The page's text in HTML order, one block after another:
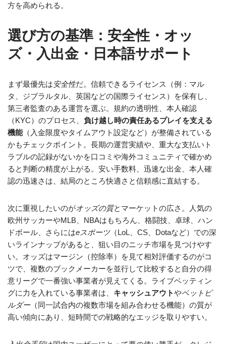
方を高められる。
選び方の基準：安全性・オッ
ズ・入出金・日本語サポート
まず最優先は安全性だ。信頼できるライセンス（例：マル
タ、ジブラルタル、英国などの国際ライセンス）を保有し、
第三者監査のある運営を選ぶ。規約の透明性、本人確認
（KYC）のプロセス、 負け越し時の責任あるプレイを支える
機能（入金限度やタイムアウト設定など）が整備されている
かもチェックポイント。長期の運営実績や、重大な支払いト
ラブルの記録がないかを口コミや海外コミュニティで確かめ
ると判断の精度が上がる。安い手数料、迅速な出金、本人確
認の迅速さは、結局のところ快適さと信頼感に直結する。
次に重視したいのがオッズの質とマーケットの広さ。人気の
欧州サッカーやMLB、NBAはもちろん、格闘技、卓球、ハン
ドボール、さらにはeスポーツ（LoL、CS、Dotaなど）での深
いラインナップがあると、狙い目のニッチ市場を見つけやす
い。オッズはマージン（控除率）を見て相対評価するのがコ
ツで、複数のブックメーカーを並行して比較すると自分の得
意リーグで一番強い事業者が見えてくる。ライブベッティン
グに力を入れている事業者は、 キャッシュアウトやベットビ
ルダー （同一試合内の複数市場を組み合わせる機能）の質が
高い傾向にあり、短時間での戦略的なエッジを取りやすい。